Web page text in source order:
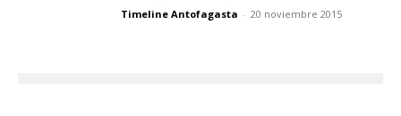
Timeline Antofagasta - 20 noviembre 2015